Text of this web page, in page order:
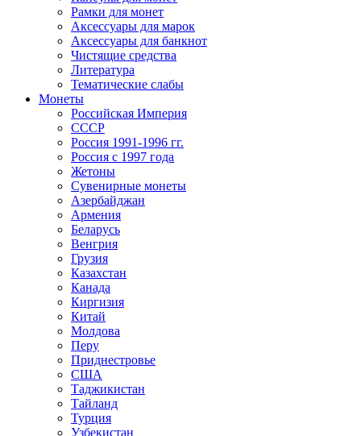
Рамки для монет
Аксессуары для марок
Аксессуары для банкнот
Чистящие средства
Литература
Тематические слабы
Монеты
Российская Империя
СССР
Россия 1991-1996 гг.
Россия с 1997 года
Жетоны
Сувенирные монеты
Азербайджан
Армения
Беларусь
Венгрия
Грузия
Казахстан
Канада
Киргизия
Китай
Молдова
Перу
Приднестровье
США
Таджикистан
Тайланд
Турция
Узбекистан